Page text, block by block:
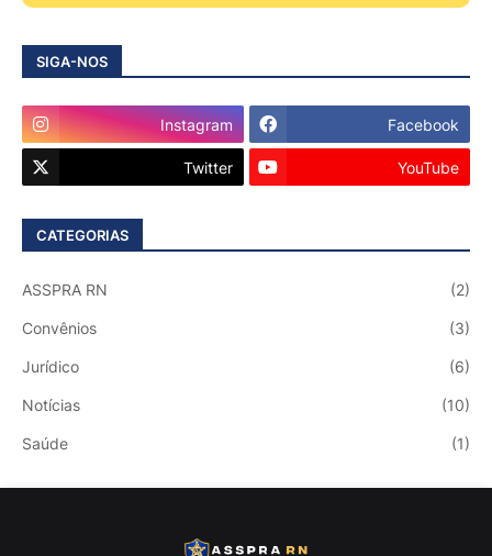
SIGA-NOS
Instagram Facebook
Twitter YouTube
CATEGORIAS
ASSPRA RN (2)
Convênios (3)
Jurídico (6)
Notícias (10)
Saúde (1)